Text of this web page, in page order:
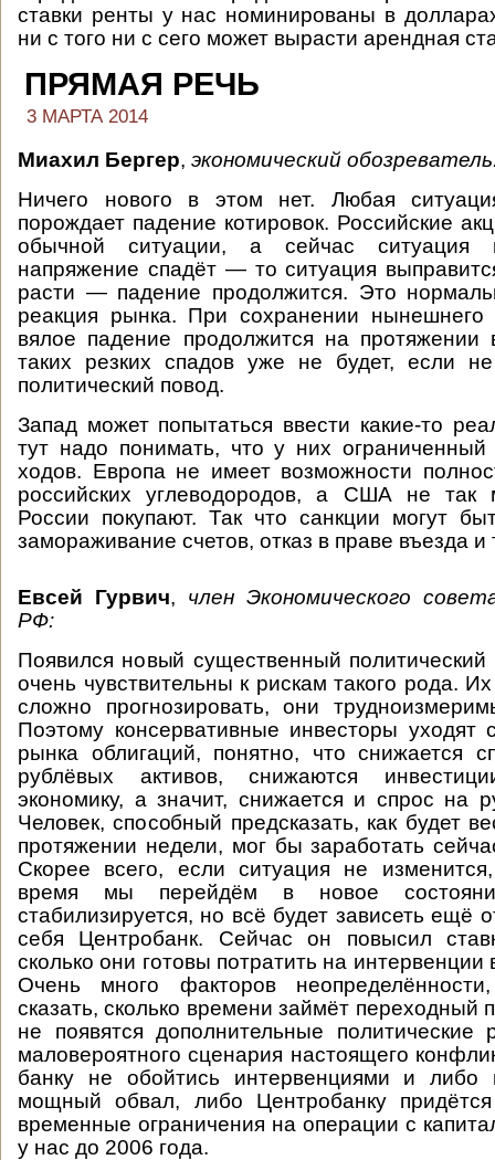
ставки ренты у нас номинированы в
ни с того ни с сего может вырасти арендная
ПРЯМАЯ РЕЧЬ
3 МАРТА 2014
Миахил Бергер, экономический
Ничего нового в этом нет. Любая
порождает падение котировок. Российские
обычной ситуации, а сейчас ситуация
напряжение спадёт — то ситуация
расти — падение продолжится. Это
реакция рынка. При сохранении
вялое падение продолжится на протяжении
таких резких спадов уже не будет, если
политический повод.
Запад может попытаться ввести какие-то
тут надо понимать, что у них
ходов. Европа не имеет возможности
российских углеводородов, а США не так
России покупают. Так что санкции могут
замораживание счетов, отказ в праве въезда и
Евсей Гурвич, член Экономического
РФ:
Появился новый существенный
очень чувствительны к рискам такого рода.
сложно прогнозировать, они
Поэтому консервативные инвесторы
рынка облигаций, понятно, что снижается
рублёвых активов, снижаются
экономику, а значит, снижается и спрос на
Человек, способный предсказать, как будет
протяжении недели, мог бы заработать
Скорее всего, если ситуация не
время мы перейдём в новое
стабилизируется, но всё будет зависеть ещё
себя Центробанк. Сейчас он повысил
сколько они готовы потратить на интервенции
Очень много факторов
сказать, сколько времени займёт переходный
не появятся дополнительные
маловероятного сценария настоящего
банку не обойтись интервенциями и либо
мощный обвал, либо Центробанку придётся
временные ограничения на операции с
у нас до 2006 года.